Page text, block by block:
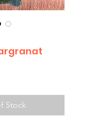
Stock